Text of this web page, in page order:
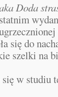
Doda
się do
szelki na
w studiu